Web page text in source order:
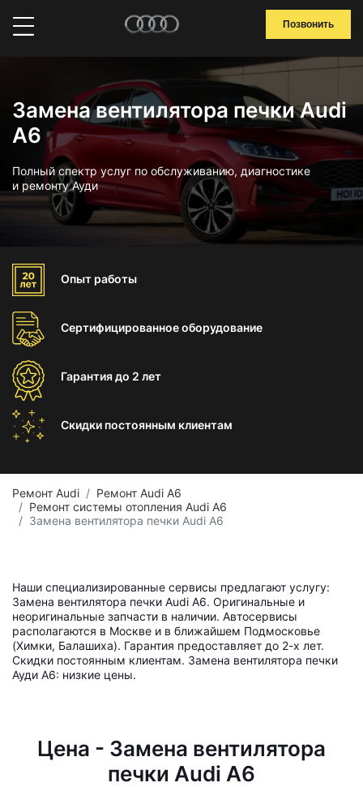
Позвонить
Замена вентилятора печки Audi
A6
Полный спектр услуг по обслуживанию, диагностике
и ремонту Ауди
Опыт работы
Сертифицированноеоборудование
Гарантиядо 2 лет
Скидки постоянным клиентам
Ремонт Audi
Ремонт Audi A6
Ремонт системы отопления Audi A6
Замена вентилятора печки Audi A6
Наши специализированные сервисы предлагают услугу:
Замена вентилятора печки Audi A6. Оригинальные и
неоригинальные запчасти в наличии. Автосервисы
располагаются в Москве и в ближайшем Подмосковье
(Химки, Балашиха). Гарантия предоставляет до 2-х лет.
Скидки постоянным клиентам. Замена вентилятора печки
Ауди А6: низкие цены.
Цена - Замена вентилятора
печки Audi A6